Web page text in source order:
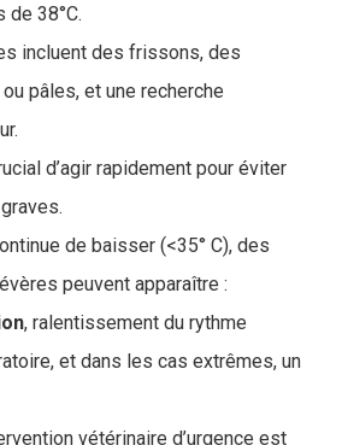
de 38°C.
incluent des frissons, des
pâles, et une recherche
d’agir rapidement pour éviter
de baisser (<35° C), des
peuvent apparaître :
, ralentissement du rythme
et dans les cas extrêmes, un
vétérinaire d’urgence est